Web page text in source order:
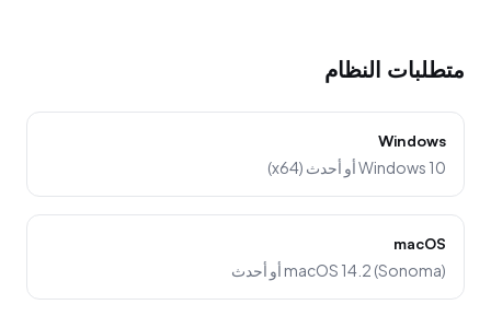
متطلبات النظام
Windows
Windows 10 أو أحدث (x64)
macOS
macOS 14.2 (Sonoma) أو أحدث